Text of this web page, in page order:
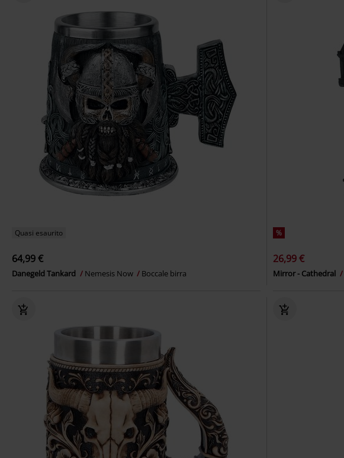
Quasi esaurito
64,99 €
Danegeld Tankard Nemesis Now Boccale birra
%
26,99 €
Mirror - Cathedral